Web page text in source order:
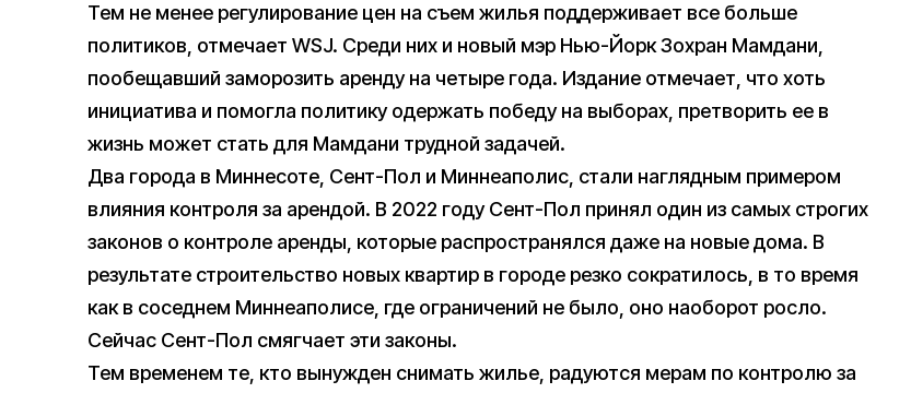
Тем не менее регулирование цен на съем жилья поддерживает все больше
политиков, отмечает WSJ. Среди них и новый мэр Нью-Йорк Зохран Мамдани,
пообещавший заморозить аренду на четыре года. Издание отмечает, что хоть
инициатива и помогла политику одержать победу на выборах, претворить ее в
жизнь может стать для Мамдани трудной задачей.
Два города в Миннесоте, Сент-Пол и Миннеаполис, стали наглядным примером
влияния контроля за арендой. В 2022 году Сент-Пол принял один из самых строгих
законов о контроле аренды, которые распространялся даже на новые дома. В
результате строительство новых квартир в городе резко сократилось, в то время
как в соседнем Миннеаполисе, где ограничений не было, оно наоборот росло.
Сейчас Сент-Пол смягчает эти законы.
Тем временем те, кто вынужден снимать жилье, радуются мерам по контролю за